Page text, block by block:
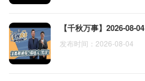
【千秋万事】2026-08-04
发布时间：2026-08-04